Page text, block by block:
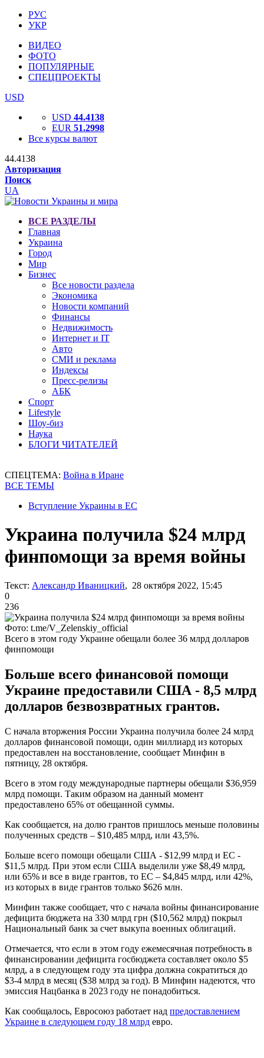
РУС
УКР
ВИДЕО
ФОТО
ПОПУЛЯРНЫЕ
СПЕЦПРОЕКТЫ
USD
USD 44.4138
EUR 51.2998
Все курсы валют
44.4138
Авторизация
Поиск
UA
ВСЕ РАЗДЕЛЫ
Главная
Украина
Город
Мир
Бизнес
Все новости раздела
Экономика
Новости компаний
Финансы
Недвижимость
Интернет и IT
Авто
СМИ и реклама
Индексы
Пресс-релизы
АБК
Спорт
Lifestyle
Шоу-биз
Наука
БЛОГИ ЧИТАТЕЛЕЙ
СПЕЦТЕМА: Война в Иране
ВСЕ ТЕМЫ
Вступление Украины в ЕС
Украина получила $24 млрд
финпомощи за время войны
Текст: Александр Иваницкий, 28 октября 2022, 15:45
0
236
Фото: t.me/V_Zelenskiy_official
Всего в этом году Украине обещали более 36 млрд долларов
финпомощи
Больше всего финансовой помощи
Украине предоставили США - 8,5 млрд
долларов безвозвратных грантов.
С начала вторжения России Украина получила более 24 млрд
долларов финансовой помощи, один миллиард из которых
предоставлен на восстановление, сообщает Минфин в
пятницу, 28 октября.
Всего в этом году международные партнеры обещали $36,959
млрд помощи. Таким образом на данный момент
предоставлено 65% от обещанной суммы.
Как сообщается, на долю грантов пришлось меньше половины
полученных средств – $10,485 млрд, или 43,5%.
Больше всего помощи обещали США - $12,99 млрд и ЕС -
$11,5 млрд. При этом если США выделили уже $8,49 млрд,
или 65% и все в виде грантов, то ЕС – $4,845 млрд, или 42%,
из которых в виде грантов только $626 млн.
Минфин также сообщает, что с начала войны финансирование
дефицита бюджета на 330 млрд грн ($10,562 млрд) покрыл
Национальный банк за счет выкупа военных облигаций.
Отмечается, что если в этом году ежемесячная потребность в
финансировании дефицита госбюджета составляет около $5
млрд, а в следующем году эта цифра должна сократиться до
$3-4 млрд в месяц ($38 млрд за год). В Минфин надеются, что
эмиссия Нацбанка в 2023 году не понадобиться.
Как сообщалось, Евросоюз работает над предоставлением
Украине в следующем году 18 млрд евро.